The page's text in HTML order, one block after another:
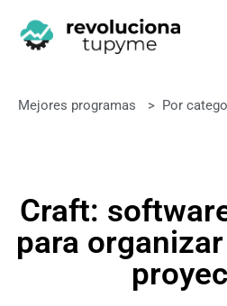
Mejores programas > Por
Craft:
para